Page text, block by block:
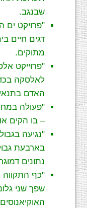
שבנגב.
דגים חיים
מתוקים.
לאלסקה
האדם
– בו הקים
בארבעת
נתונים
שפך שני